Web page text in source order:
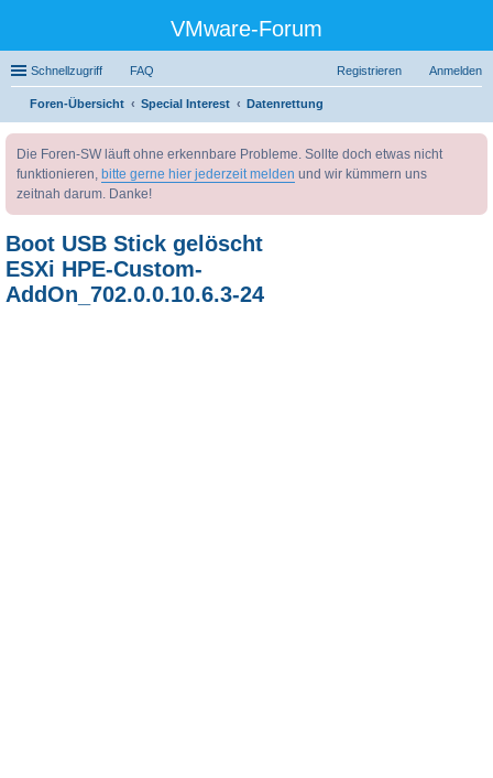
VMware-Forum
Schnellzugriff FAQ Anmelden
Registrieren
Foren-Übersicht Special Interest
Datenrettung
Die Foren-SW läuft ohne erkennbare Probleme. Sollte doch etwas nicht
funktionieren, bitte gerne hier jederzeit melden und wir kümmern uns
zeitnah darum. Danke!
Boot USB Stick gelöscht
ESXi HPE-Custom-
AddOn_702.0.0.10.6.3-24